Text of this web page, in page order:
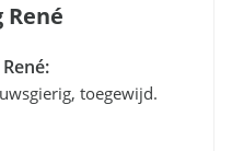
toegewijd.